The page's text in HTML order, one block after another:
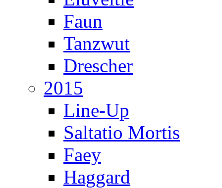
Faun
Tanzwut
Drescher
2015
Line-Up
Saltatio Mortis
Faey
Haggard